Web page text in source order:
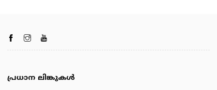
പ്രധാന ലിങ്കുകൾ